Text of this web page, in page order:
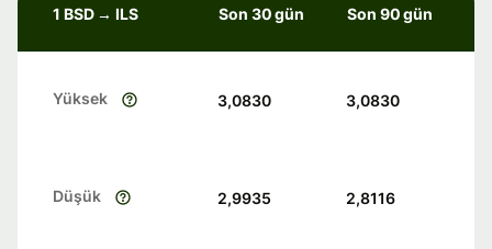
1 BSD → ILS Son 30 gün Son 90 gün
Yüksek 3,0830 3,0830
Düşük 2,9935 2,8116